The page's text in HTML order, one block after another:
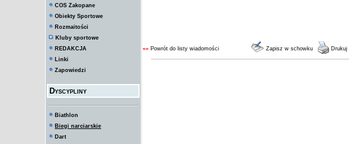
COS Zakopane
Obiekty Sportowe
Rozmaitości
Kluby sportowe
REDAKCJA
Linki
Zapowiedzi
Dyscypliny
Biathlon
Biegi narciarskie
Dart
«« Powrót do listy wiadomości Zapisz w schowku Drukuj